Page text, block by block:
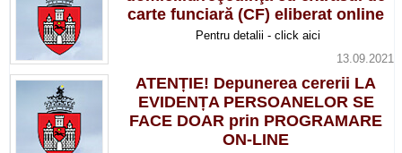
carte funciară (CF) eliberat online
Pentru detalii - click aici
13.09.2021
ATENȚIE! Depunerea cererii LA
EVIDENȚA PERSOANELOR SE
FACE DOAR prin PROGRAMARE
ON-LINE